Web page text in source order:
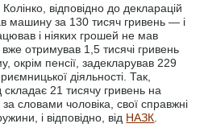
відповідно до декларацій
машину за 130 тисяч гривень — і
і ніяких грошей не мав
вже отримував 1,5 тисячі гривень
окрім пенсії, задекларував 229
діяльності. Так,
складає 21 тисячу гривень на
словами чоловіка, свої справжні
і відповідно, від НАЗК